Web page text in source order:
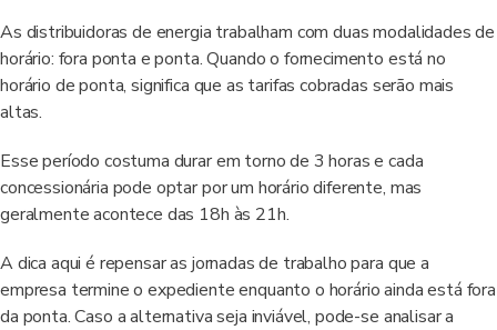
As distribuidoras de energia trabalham com duas modalidades de
horário: fora ponta e ponta. Quando o fornecimento está no
horário de ponta, significa que as tarifas cobradas serão mais
altas.
Esse período costuma durar em torno de 3 horas e cada
concessionária pode optar por um horário diferente, mas
geralmente acontece das 18h às 21h.
A dica aqui é repensar as jornadas de trabalho para que a
empresa termine o expediente enquanto o horário ainda está fora
da ponta. Caso a alternativa seja inviável, pode-se analisar a